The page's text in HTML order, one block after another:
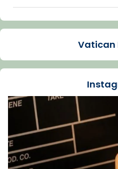
Arquebisbat de
La Carmina va patir
dos mesos, a l'Estadi
Recupera l'entrevista
tican News 👇
www.vaticannews.va/
07/carmina-historia-
espana-testimoni...
Vatican